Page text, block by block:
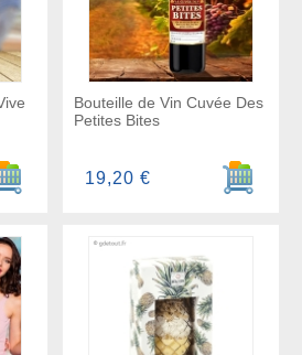
Ajouter au panier
Bouteille de Vin Cuvée Des
Petites Bites
Ajouter
19,20 €